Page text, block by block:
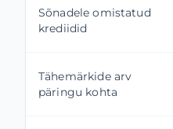
Sõnadele omistatud
krediidid
Tähemärkide arv
päringu kohta